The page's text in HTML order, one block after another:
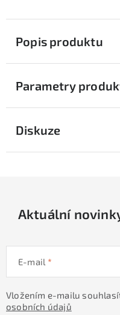
Popis produktu
Parametry
Diskuze
Aktuální
E-mail
Vložením e-mailu
osobních údajů